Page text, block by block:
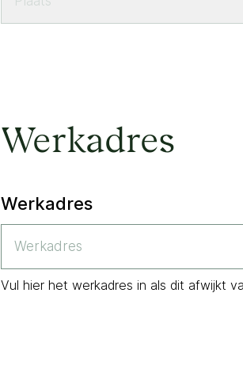
Werkadres
Werkadres
Vul hier het werkadres in als dit afwijkt